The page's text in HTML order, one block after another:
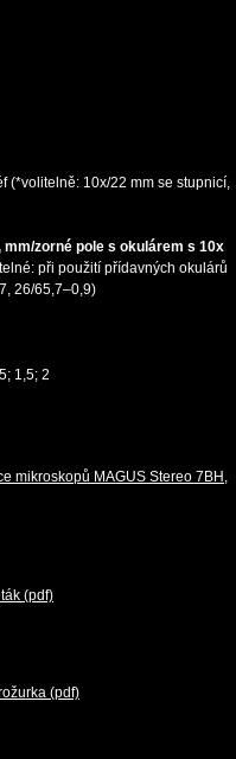
(*volitelně: 10x/22 mm se stupnicí,
zorné pole s okulárem s 10x
při použití přídavných okulárů
26/65,7–0,9)
1,5; 2
mikroskopů MAGUS Stereo 7BH,
(pdf)
(pdf)